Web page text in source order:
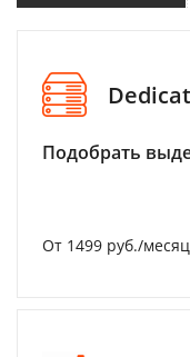
Подобрать
От 1499 руб./месяц